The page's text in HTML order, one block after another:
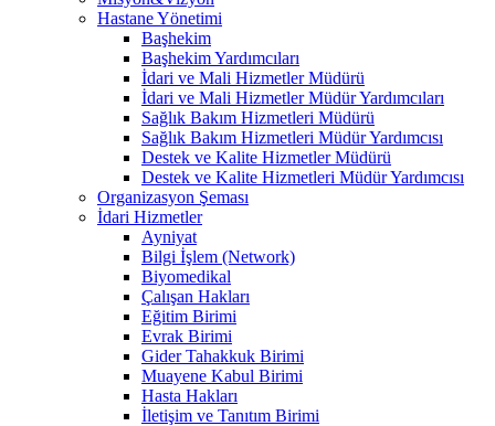
Hastane Yönetimi
Başhekim
Başhekim Yardımcıları
İdari ve Mali Hizmetler Müdürü
İdari ve Mali Hizmetler Müdür Yardımcıları
Sağlık Bakım Hizmetleri Müdürü
Sağlık Bakım Hizmetleri Müdür Yardımcısı
Destek ve Kalite Hizmetler Müdürü
Destek ve Kalite Hizmetleri Müdür Yardımcısı
Organizasyon Şeması
İdari Hizmetler
Ayniyat
Bilgi İşlem (Network)
Biyomedikal
Çalışan Hakları
Eğitim Birimi
Evrak Birimi
Gider Tahakkuk Birimi
Muayene Kabul Birimi
Hasta Hakları
İletişim ve Tanıtım Birimi